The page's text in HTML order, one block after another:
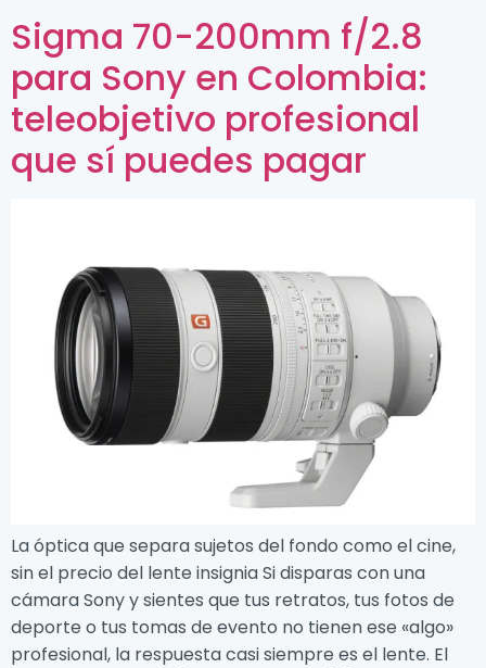
Sigma 70-200mm f/2.8
para Sony en Colombia:
teleobjetivo profesional
que sí puedes pagar
La óptica que separa sujetos del fondo como el cine,
sin el precio del lente insignia Si disparas con una
cámara Sony y sientes que tus retratos, tus fotos de
deporte o tus tomas de evento no tienen ese «algo»
profesional, la respuesta casi siempre es el lente. El